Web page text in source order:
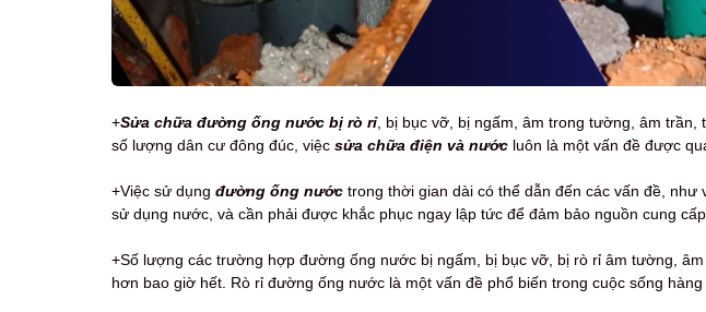
+Sửa chữa đường ống nước bị rò rỉ, bị bục vỡ, bị ngấm, âm trong tường, âm trần,
số lượng dân cư đông đúc, việc sửa chữa điện và nước luôn là một vấn đề được
+Việc sử dụng đường ống nước trong thời gian dài có thể dẫn đến các vấn đề,
sử dụng nước, và cần phải được khắc phục ngay lập tức để đảm bảo nguồn cung
+Số lượng các trường hợp đường ống nước bị ngấm, bị bục vỡ, bị rò rỉ âm tường,
hơn bao giờ hết. Rò rỉ đường ống nước là một vấn đề phổ biến trong cuộc sống